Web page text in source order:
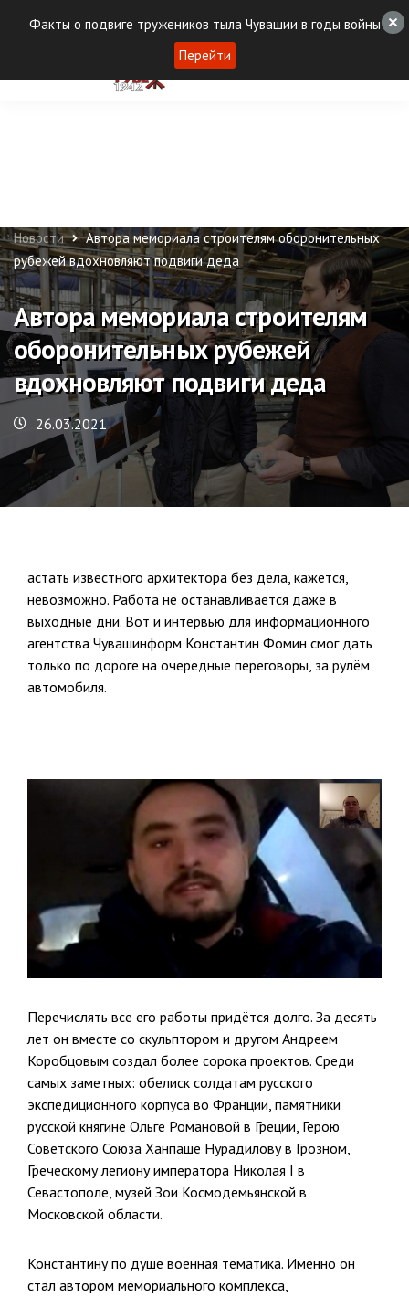
Новости
Автора мемориала строителям оборонительных
рубежей вдохновляют подвиги деда
Автора мемориала строителям
оборонительных рубежей
вдохновляют подвиги деда
26.03.2021
астать известного архитектора без дела, кажется,
невозможно. Работа не останавливается даже в
выходные дни. Вот и интервью для информационного
агентства Чувашинформ Константин Фомин смог дать
только по дороге на очередные переговоры, за рулём
автомобиля.
Перечислять все его работы придётся долго. За десять
лет он вместе со скульптором и другом Андреем
Коробцовым создал более сорока проектов. Среди
самых заметных: обелиск солдатам русского
экспедиционного корпуса во Франции, памятники
русской княгине Ольге Романовой в Греции, Герою
Советского Союза Ханпаше Нурадилову в Грозном,
Греческому легиону императора Николая I в
Севастополе, музей Зои Космодемьянской в
Московской области.
Константину по душе военная тематика. Именно он
стал автором мемориального комплекса,
Факты о подвиге тружеников тыла Чувашии в годы войны
Перейти